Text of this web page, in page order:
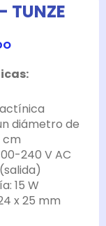
TUNZE
actínica
diámetro de
cm
240 V AC
15 W
x 25 mm